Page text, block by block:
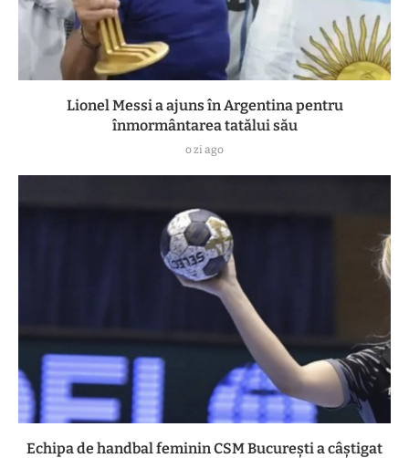
Lionel Messi a ajuns în Argentina pentru
înmormântarea tatălui său
o zi ago
Echipa de handbal feminin CSM Bucureşti a câştigat